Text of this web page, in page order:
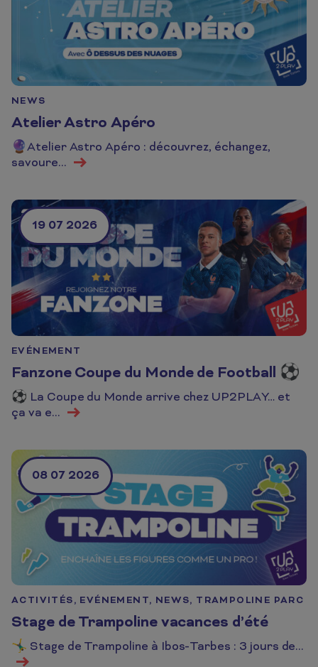
NEWS
Atelier Astro Apéro
🔮Atelier Astro Apéro : découvrez, échangez,
savoure...
En savoir plus
19 07 2026
EVÉNEMENT
Fanzone Coupe du Monde de Football ⚽
⚽ La Coupe du Monde arrive chez UP2PLAY… et
ça va e...
En savoir plus
08 07 2026
ACTIVITÉS, EVÉNEMENT, NEWS, TRAMPOLINE PARC
Stage de Trampoline vacances d’été
🤸‍♂️ Stage de Trampoline à Ibos-Tarbes : 3 jours de...
En savoir plus